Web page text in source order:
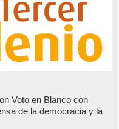
Voto en Blanco con
de la democracia y la